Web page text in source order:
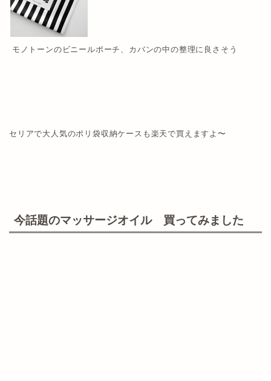
モノトーンのビニールポーチ、カバンの中の整理に良さそう
セリアで大人気のポリ袋収納ケースも楽天で買えますよ〜
今話題のマッサージオイル 買ってみました